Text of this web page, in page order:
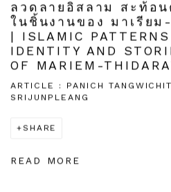
ลวดลายอิสลาม สะท้อน
ในชิ้นงานของ มาเรีย
| ISLAMIC
IDENTITY AND
OF MARIEM-
ARTICLE : PANICH
SRIJUNPLEANG
SHARE
READ MORE